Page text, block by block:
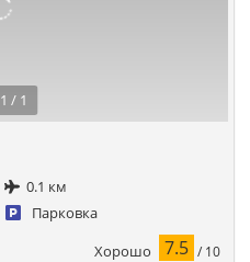
1 / 1
0.1 км
Парковка
Хорошо 7.5 / 10